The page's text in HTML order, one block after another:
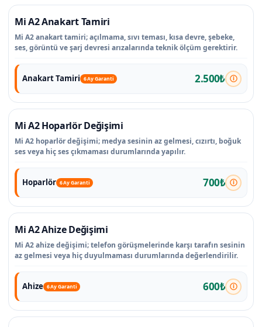
Mi A2 Anakart Tamiri
Mi A2 anakart tamiri; açılmama, sıvı teması, kısa devre, şebeke,
ses, görüntü ve şarj devresi arızalarında teknik ölçüm gerektirir.
Anakart Tamiri 6 Ay Garanti 2.500₺
Mi A2 Hoparlör Değişimi
Mi A2 hoparlör değişimi; medya sesinin az gelmesi, cızırtı, boğuk
ses veya hiç ses çıkmaması durumlarında yapılır.
Hoparlör 6 Ay Garanti 700₺
Mi A2 Ahize Değişimi
Mi A2 ahize değişimi; telefon görüşmelerinde karşı tarafın sesinin
az gelmesi veya hiç duyulmaması durumlarında değerlendirilir.
Ahize 6 Ay Garanti 600₺